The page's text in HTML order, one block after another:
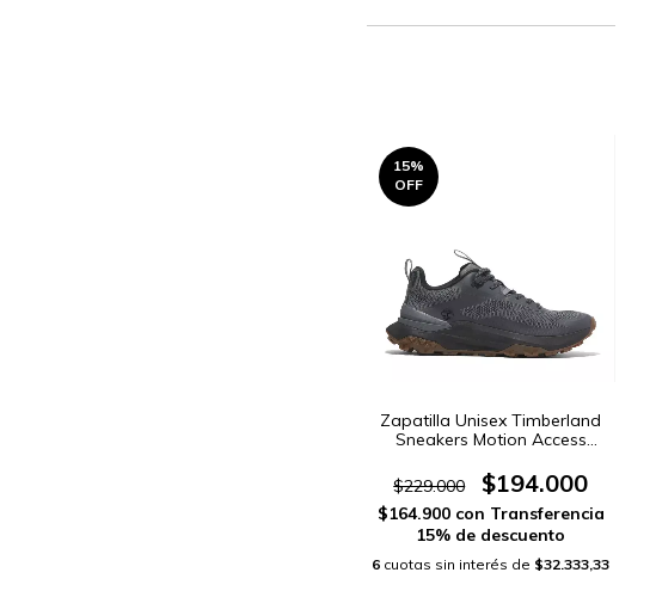
15%
OFF
Zapatilla Unisex Timberland
Sneakers Motion Access
$229.000
$194.000
$164.900 con Transferencia
15% de descuento
6 cuotas sin interés de $32.333,33